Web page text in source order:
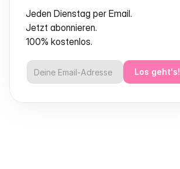
Jeden Dienstag per Email.
Jetzt abonnieren.
100% kostenlos.
Los geht's!